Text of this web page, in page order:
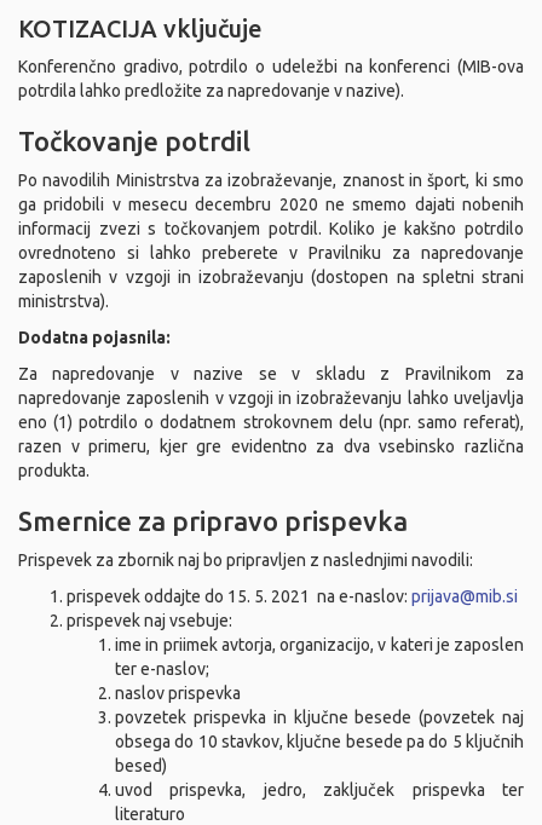
KOTIZACIJA vključuje
Konferenčno gradivo, potrdilo o udeležbi na konferenci (MIB-ova
potrdila lahko predložite za napredovanje v nazive).
Točkovanje potrdil
Po navodilih Ministrstva za izobraževanje, znanost in šport, ki smo
ga pridobili v mesecu decembru 2020 ne smemo dajati nobenih
informacij zvezi s točkovanjem potrdil. Koliko je kakšno potrdilo
ovrednoteno si lahko preberete v Pravilniku za napredovanje
zaposlenih v vzgoji in izobraževanju (dostopen na spletni strani
ministrstva).
Dodatna pojasnila:
Za napredovanje v nazive se v skladu z Pravilnikom za
napredovanje zaposlenih v vzgoji in izobraževanju lahko uveljavlja
eno (1) potrdilo o dodatnem strokovnem delu (npr. samo referat),
razen v primeru, kjer gre evidentno za dva vsebinsko različna
produkta.
Smernice za pripravo prispevka
Prispevek za zbornik naj bo pripravljen z naslednjimi navodili:
prispevek oddajte do 15. 5. 2021 na e-naslov: prijava@mib.si
prispevek naj vsebuje:
ime in priimek avtorja, organizacijo, v kateri je zaposlen
ter e-naslov;
naslov prispevka
povzetek prispevka in ključne besede (povzetek naj
obsega do 10 stavkov, ključne besede pa do 5 ključnih
besed)
uvod prispevka, jedro, zaključek prispevka ter
literaturo